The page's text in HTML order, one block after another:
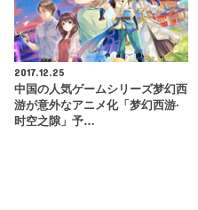
2017.12.25
中国の人気ゲームシリーズ梦幻西
游が意外なアニメ化「梦幻西游·
时空之隙」予…